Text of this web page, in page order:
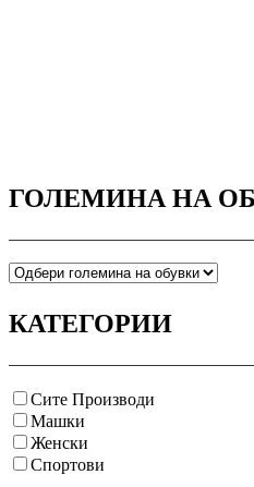
ГОЛЕМИНА НА
КАТЕГОРИИ
Сите Производи
Машки
Женски
Спортови